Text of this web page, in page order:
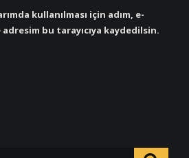
kullanılması için adım, e-
bu tarayıcıya kaydedilsin.